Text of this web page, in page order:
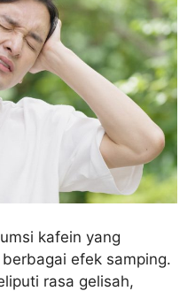
kafein yang
efek samping.
rasa gelisah,